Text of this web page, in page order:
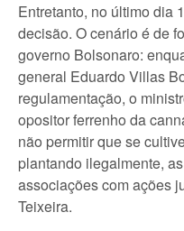
Entretanto, no último dia
decisão. O cenário é de
governo Bolsonaro:
general Eduardo Villas
regulamentação, o
opositor ferrenho da
não permitir que se
plantando ilegalmente,
associações com ações
Teixeira.